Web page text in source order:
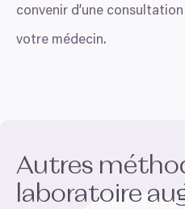
convenir d’une
votre médecin.
Autres
laboratoire